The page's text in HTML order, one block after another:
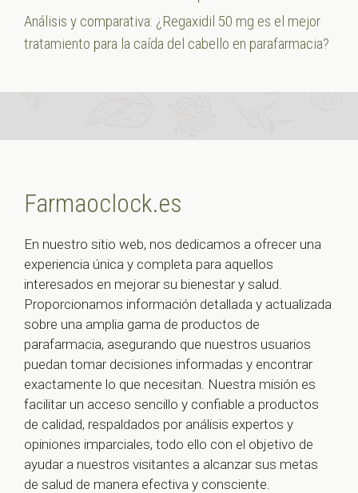
Análisis y comparativa: ¿Regaxidil 50 mg es el mejor
tratamiento para la caída del cabello en parafarmacia?
Farmaoclock.es
En nuestro sitio web, nos dedicamos a ofrecer una
experiencia única y completa para aquellos
interesados en mejorar su bienestar y salud.
Proporcionamos información detallada y actualizada
sobre una amplia gama de productos de
parafarmacia, asegurando que nuestros usuarios
puedan tomar decisiones informadas y encontrar
exactamente lo que necesitan. Nuestra misión es
facilitar un acceso sencillo y confiable a productos
de calidad, respaldados por análisis expertos y
opiniones imparciales, todo ello con el objetivo de
ayudar a nuestros visitantes a alcanzar sus metas
de salud de manera efectiva y consciente.